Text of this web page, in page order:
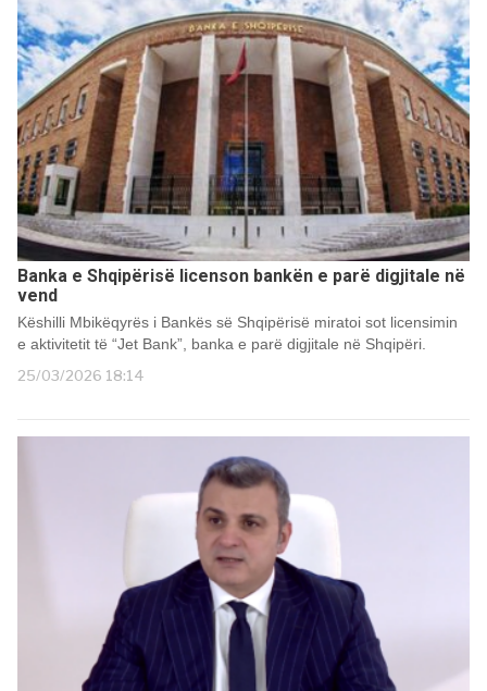
Banka e Shqipërisë licenson bankën e parë digjitale në
vend
Këshilli Mbikëqyrës i Bankës së Shqipërisë miratoi sot licensimin
e aktivitetit të “Jet Bank”, banka e parë digjitale në Shqipëri.
25/03/2026 18:14